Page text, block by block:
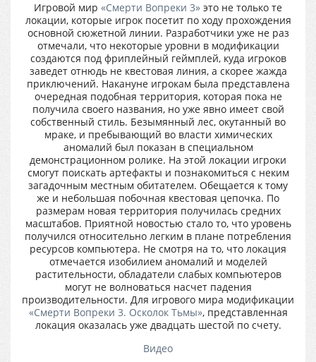
Игровой мир «Смерти Вопреки 3» это не только те
локации, которые игрок посетит по ходу прохождения
основной сюжетной линии. Разработчики уже не раз
отмечали, что некоторые уровни в модификации
создаются под фриплейный геймплей, куда игроков
заведет отнюдь не квестовая линия, а скорее жажда
приключений. Накануне игрокам была представлена
очередная подобная территория, которая пока не
получила своего названия, но уже явно имеет свой
собственный стиль. Безымянный лес, окутанный во
мраке, и пребывающий во власти химических
аномалий был показан в специальном
демонстрационном ролике. На этой локации игроки
смогут поискать артефакты и познакомиться с неким
загадочным местным обитателем. Обещается к тому
же и небольшая побочная квестовая цепочка. По
размерам новая территория получилась средних
масштабов. Приятной новостью стало то, что уровень
получился относительно легким в плане потребления
ресурсов компьютера. Не смотря на то, что локация
отмечается изобилием аномалий и моделей
растительности, обладатели слабых компьютеров
могут не волноваться насчет падения
производительности. Для игрового мира модификации
«Смерти Вопреки 3. Осколок Тьмы», представленная
локация оказалась уже двадцать шестой по счету.
Видео